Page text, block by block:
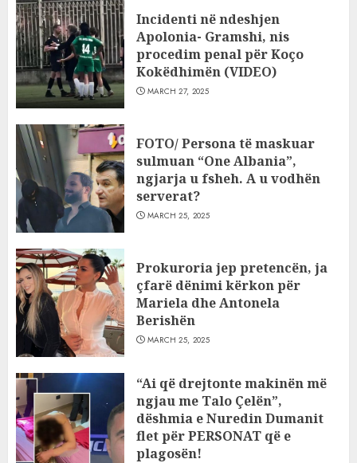
Incidenti në ndeshjen
Apolonia- Gramshi, nis
procedim penal për Koço
Kokëdhimën (VIDEO)
MARCH 27, 2025
FOTO/ Persona të maskuar
sulmuan “One Albania”,
ngjarja u fsheh. A u vodhën
serverat?
MARCH 25, 2025
Prokuroria jep pretencën, ja
çfarë dënimi kërkon për
Mariela dhe Antonela
Berishën
MARCH 25, 2025
“Ai që drejtonte makinën më
ngjau me Talo Çelën”,
dëshmia e Nuredin Dumanit
flet për PERSONAT që e
plagosën!